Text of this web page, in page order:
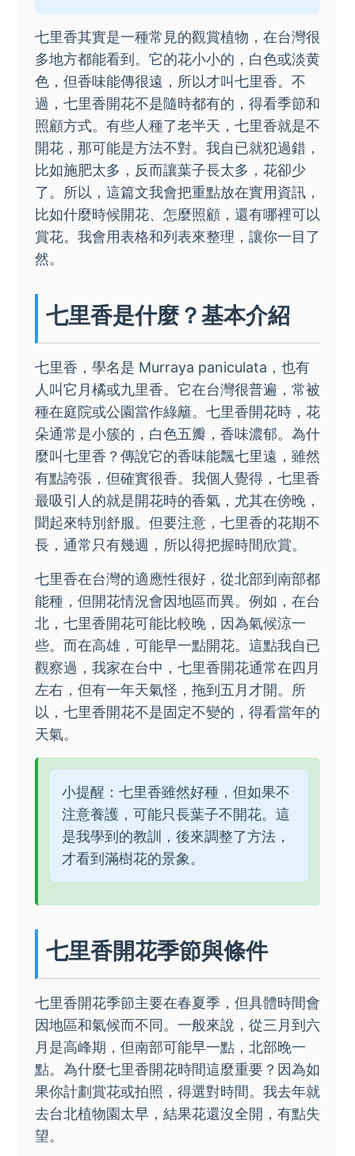
七里香其實是一種常見的觀賞植物，在台灣很
多地方都能看到。它的花小小的，白色或淡黄
色，但香味能傳很遠，所以才叫七里香。不
過，七里香開花不是隨時都有的，得看季節和
照顧方式。有些人種了老半天，七里香就是不
開花，那可能是方法不對。我自已就犯過錯，
比如施肥太多，反而讓葉子長太多，花卻少
了。所以，這篇文我會把重點放在實用資訊，
比如什麼時候開花、怎麼照顧，還有哪裡可以
賞花。我會用表格和列表來整理，讓你一目了
然。
七里香是什麼？基本介紹
七里香，學名是 Murraya paniculata，也有
人叫它月橘或九里香。它在台灣很普遍，常被
種在庭院或公園當作綠籬。七里香開花時，花
朵通常是小簇的，白色五瓣，香味濃郁。為什
麼叫七里香？傳說它的香味能飄七里遠，雖然
有點誇張，但確實很香。我個人覺得，七里香
最吸引人的就是開花時的香氣，尤其在傍晚，
聞起來特別舒服。但要注意，七里香的花期不
長，通常只有幾週，所以得把握時間欣賞。
七里香在台灣的適應性很好，從北部到南部都
能種，但開花情況會因地區而異。例如，在台
北，七里香開花可能比較晚，因為氣候涼一
些。而在高雄，可能早一點開花。這點我自已
觀察過，我家在台中，七里香開花通常在四月
左右，但有一年天氣怪，拖到五月才開。所
以，七里香開花不是固定不變的，得看當年的
天氣。
小提醒：七里香雖然好種，但如果不
注意養護，可能只長葉子不開花。這
是我學到的教訓，後來調整了方法，
才看到滿樹花的景象。
七里香開花季節與條件
七里香開花季節主要在春夏季，但具體時間會
因地區和氣候而不同。一般來說，從三月到六
月是高峰期，但南部可能早一點，北部晚一
點。為什麼七里香開花時間這麼重要？因為如
果你計劃賞花或拍照，得選對時間。我去年就
去台北植物園太早，結果花還沒全開，有點失
望。